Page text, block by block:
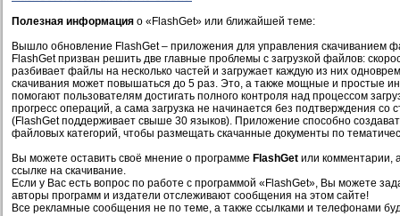
Полезная информация о «FlashGet» или ближайшей теме:
Вышло обновление FlashGet – приложения для управления скачиванием
FlashGet призван решить две главные проблемы с загрузкой файлов:
разбивает файлы на несколько частей и загружает каждую из них
скачивания может повышаться до 5 раз. Это, а также мощные и простые
помогают пользователям достигать полного контроля над процессом
прогресс операций, а сама загрузка не начинается без подтверждения со
(FlashGet поддерживает свыше 30 языков). Приложение способно
файловых категорий, чтобы размещать скачанные документы по
Вы можете оставить своё мнение о программе FlashGet или комментарии,
ссылке на скачивание.
Если у Вас есть вопрос по работе с программой «FlashGet», Вы можете
авторы программ и издатели отслеживают сообщения на этом сайте!
Все рекламные сообщения не по теме, а также ссылками и телефонами